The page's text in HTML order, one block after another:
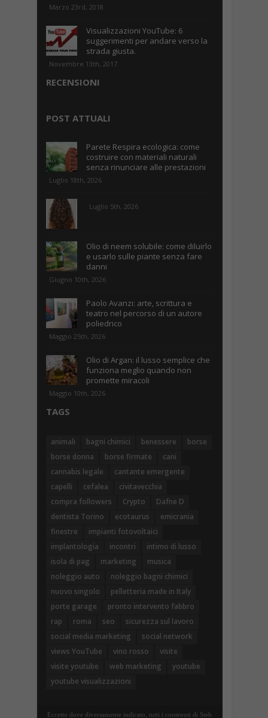
Marzo 23rd, 2018
Visualizzazioni YouTube: 6
suggerimenti per andare verso la
strada giusta.
Novembre 13th, 2017
RECENSIONI
POST ATTUALI
Parete Respira ecologica: come
costruire con materiali naturali
senza rinunciare alle prestazioni
Luglio 18th, 2026
Luglio 5th, 2026
Olio di neem solubile: come diluirlo
e usarlo sulle piante senza fare
danni
Giugno 10th, 2026
Paolo Avanzi: arte, scrittura e
teatro nel percorso di un autore
poliedrico
Maggio 25th, 2026
Olio di Argan: il lusso semplice che
funziona meglio quando non
promette miracoli
Maggio 10th, 2026
TAGS
animali bagni chimici benessere
borse
borse donna
borse firmate
cani
cannabis legale
cantante emergente
capelli
cefalea
civitavecchia
compra followers
Crypto
Dafne D
dentista Torino
ecotaurus
emicrania
finestre
impianti fotovoltaici
implantologia
incontri
intimo di lusso
isola di pag
marketing
musica
noleggio auto
noleggio bagni chimici
nuovo singolo
pelletteria made in Italy
porte garage
pronto intervento fabbro
rap
roma seo
sicurezza sul lavoro
social media marketing
social network
views YouTube
vino rosso
visite
visite youtube
web marketing
youtube
youtube visualizzazioni
Eccetto dove diversamente indicato, tutti i contenuti di Steb